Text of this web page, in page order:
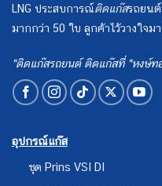
LNG ประสบการณ์ติดแก๊สรถยนต์
มากกว่า 50 ใบ ลูกค้าไว้วางใจม
"ติดแก๊สรถยนต์ ติดแก๊สที่ "หงษ์ท
อุปกรณ์แก๊ส
ชุด Prins VSI DI